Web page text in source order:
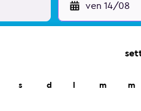
ven 14/08
s d m m